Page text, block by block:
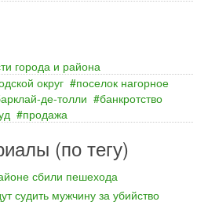
города и района
округ
поселок нагорное
банкротство
продажа
(по тегу)
сбили пешехода
судить мужчину за убийство